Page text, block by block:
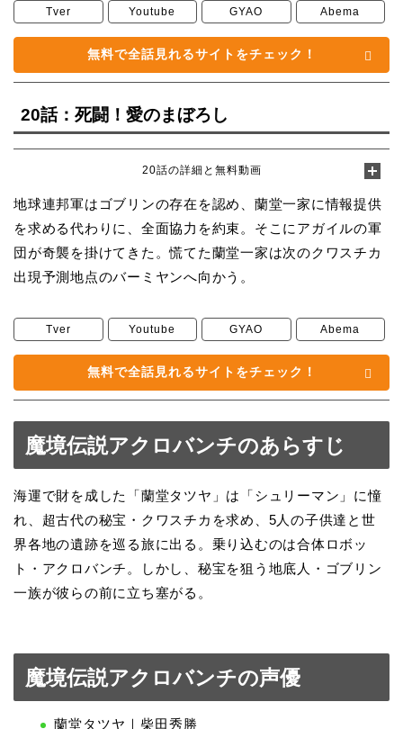
Tver Youtube GYAO Abema
無料で全話見れるサイトをチェック！
20話：死闘！愛のまぼろし
20話の詳細と無料動画
地球連邦軍はゴブリンの存在を認め、蘭堂一家に情報提供
を求める代わりに、全面協力を約束。そこにアガイルの軍
団が奇襲を掛けてきた。慌てた蘭堂一家は次のクワスチカ
出現予測地点のバーミヤンへ向かう。
Tver Youtube GYAO Abema
無料で全話見れるサイトをチェック！
魔境伝説アクロバンチのあらすじ
海運で財を成した「蘭堂タツヤ」は「シュリーマン」に憧
れ、超古代の秘宝・クワスチカを求め、5人の子供達と世
界各地の遺跡を巡る旅に出る。乗り込むのは合体ロボッ
ト・アクロバンチ。しかし、秘宝を狙う地底人・ゴブリン
一族が彼らの前に立ち塞がる。
魔境伝説アクロバンチの声優
蘭堂タツヤ｜柴田秀勝